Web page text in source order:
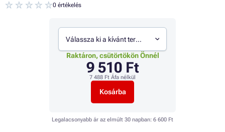
0 értékelés
Válassza ki a kívánt termékváltozatot
Raktáron, csütörtökön Önnél
9 510 Ft
7 488 Ft Áfa nélkül
Kosárba
Legalacsonyabb ár az elmúlt 30 napban: 6 600 Ft